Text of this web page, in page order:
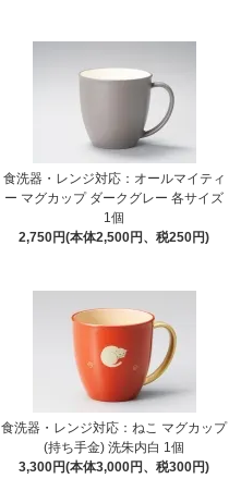
食洗器・レンジ対応：オールマイティ
ー マグカップ ダークグレー 各サイズ
1個
2,750円(本体2,500円、税250円)
食洗器・レンジ対応：ねこ マグカップ
(持ち手金) 洗朱内白 1個
3,300円(本体3,000円、税300円)